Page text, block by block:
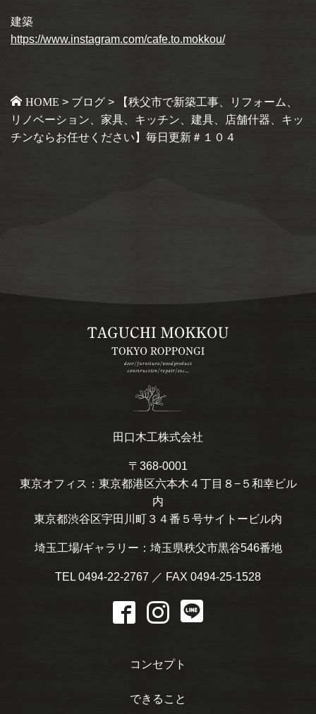
建築
https://www.instagram.com/cafe.to.mokkou/
HOME > ブログ >
【秩父市で新築工事、リフォーム、
リノベーション、家具、キッチン、建具、店舗什器、キッ
チンならお任せください】毎日更新＃１０４
田口木工株式会社
〒368-0001
東京オフィス：東京都港区六本木４丁目８−５和幸ビル
内
東京都渋谷区宇田川町３４番５号サイトービル内
埼玉工場/ギャラリー：埼玉県秩父市黒谷546番地
TEL 0494-22-2767 ／ FAX 0494-25-1528
コンセプト
できること